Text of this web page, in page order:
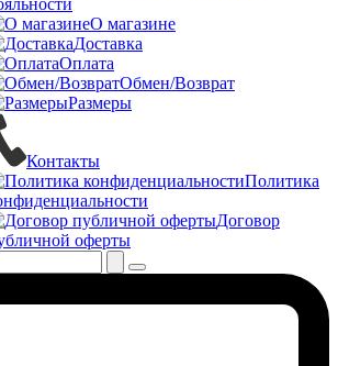
О магазине
Доставка
Оплата
Обмен/Возврат
Размеры
Контакты
Политика
Договор
оферты